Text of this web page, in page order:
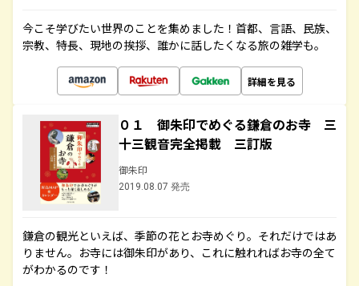
今こそ学びたい世界のことを集めました！首都、言語、民族、
宗教、特長、現地の挨拶、誰かに話したくなる旅の雑学も。
詳細を見る
０１ 御朱印でめぐる鎌倉のお寺 三
十三観音完全掲載 三訂版
御朱印
2019.08.07 発売
鎌倉の観光といえば、季節の花とお寺めぐり。それだけではあ
りません。お寺には御朱印があり、これに触れればお寺の全て
がわかるのです！